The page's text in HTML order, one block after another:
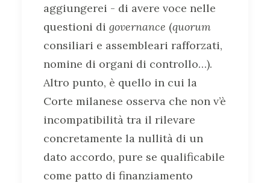
aggiungerei - di avere voce nelle
questioni di governance (quorum
consiliari e assembleari rafforzati,
nomine di organi di controllo…).
Altro punto, è quello in cui la
Corte milanese osserva che non v’è
incompatibilità tra il rilevare
concretamente la nullità di un
dato accordo, pure se qualificabile
come patto di finanziamento